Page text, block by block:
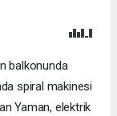
balkonunda
spiral makinesi
Yaman, elektrik